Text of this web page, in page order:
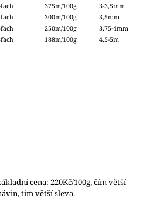
375m/100g
3-3,5mm
300m/100g
3,5mm
250m/100g
3,75-4mm
188m/100g 4,5-5m
cena: 220Kč/100g, čím větší
tím větší sleva.